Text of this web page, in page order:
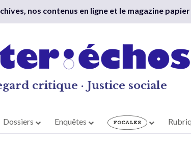
nos contenus en ligne et le magazine papier
critique · Justice sociale
Dossiers Enquêtes